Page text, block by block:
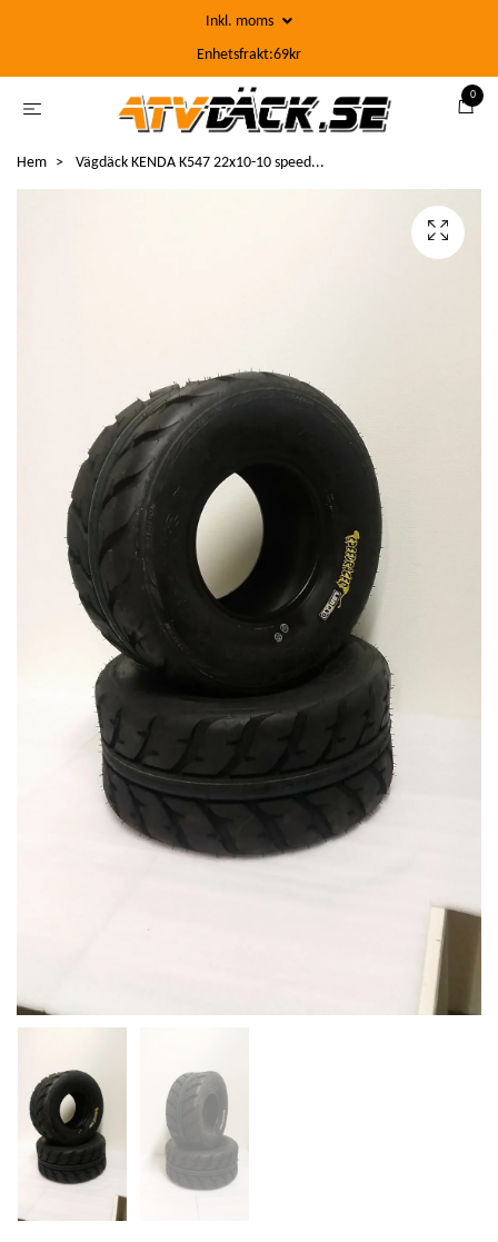
Inkl. moms
Enhetsfrakt:69kr
0
Hem Vägdäck KENDA K547 22x10-10 speed...